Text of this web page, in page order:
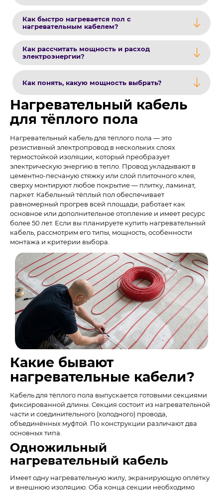
Как быстро нагревается пол с
нагревательным кабелем?
Как рассчитать мощность и расход
электроэнергии?
Как понять, какую мощность выбрать?
Нагревательный кабель
для тёплого пола
Нагревательный кабель для тёплого пола — это
резистивный электропровод в нескольких слоях
термостойкой изоляции, который преобразует
электрическую энергию в тепло. Провод укладывают в
цементно-песчаную стяжку или слой плиточного клея,
сверху монтируют любое покрытие — плитку, ламинат,
паркет. Кабельный тёплый пол обеспечивает
равномерный прогрев всей площади, работает как
основное или дополнительное отопление и имеет ресурс
более 50 лет. Если вы планируете купить нагревательный
кабель, рассмотрим его типы, мощность, особенности
монтажа и критерии выбора.
Какие бывают
нагревательные кабели?
Кабель для тёплого пола выпускается готовыми секциями
фиксированной длины. Секция состоит из нагревательной
части и соединительного (холодного) провода,
объединённых муфтой. По конструкции различают два
основных типа.
Одножильный
нагревательный кабель
Имеет одну нагревательную жилу, экранирующую оплётку
и внешнюю изоляцию. Оба конца секции необходимо